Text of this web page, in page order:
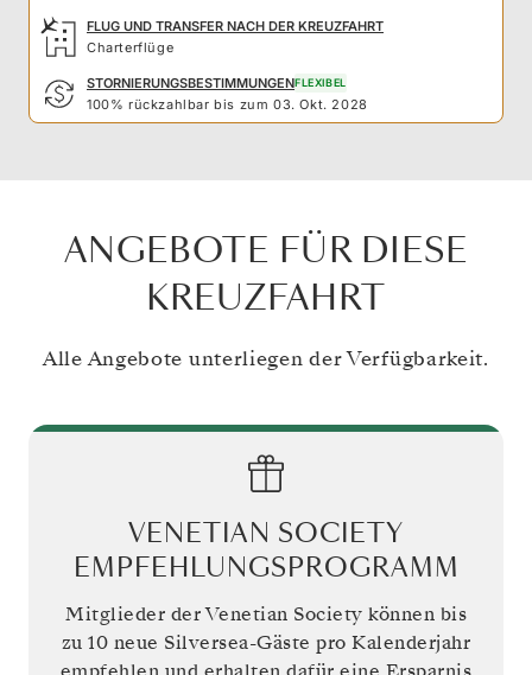
FLUG UND TRANSFER NACH DER KREUZFAHRT
Charterflüge
STORNIERUNGSBESTIMMUNGENFLEXIBEL
100% rückzahlbar bis zum 03. Okt. 2028
ANGEBOTE FÜR DIESE
KREUZFAHRT
Alle Angebote unterliegen der Verfügbarkeit.
VENETIAN SOCIETY
EMPFEHLUNGSPROGRAMM
Mitglieder der Venetian Society können bis
zu 10 neue Silversea-Gäste pro Kalenderjahr